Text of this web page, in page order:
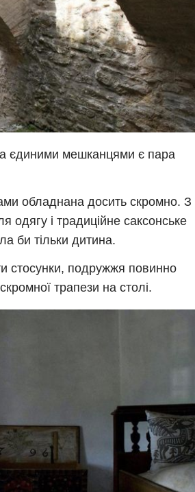
а єдиними мешканцями є пара
обладнана досить скромно. З
одягу і традиційне саксонське
би тільки дитина.
стосунки, подружжя повинно
трапези на столі.